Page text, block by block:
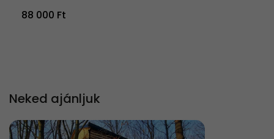
88 000 Ft
Neked ajánljuk